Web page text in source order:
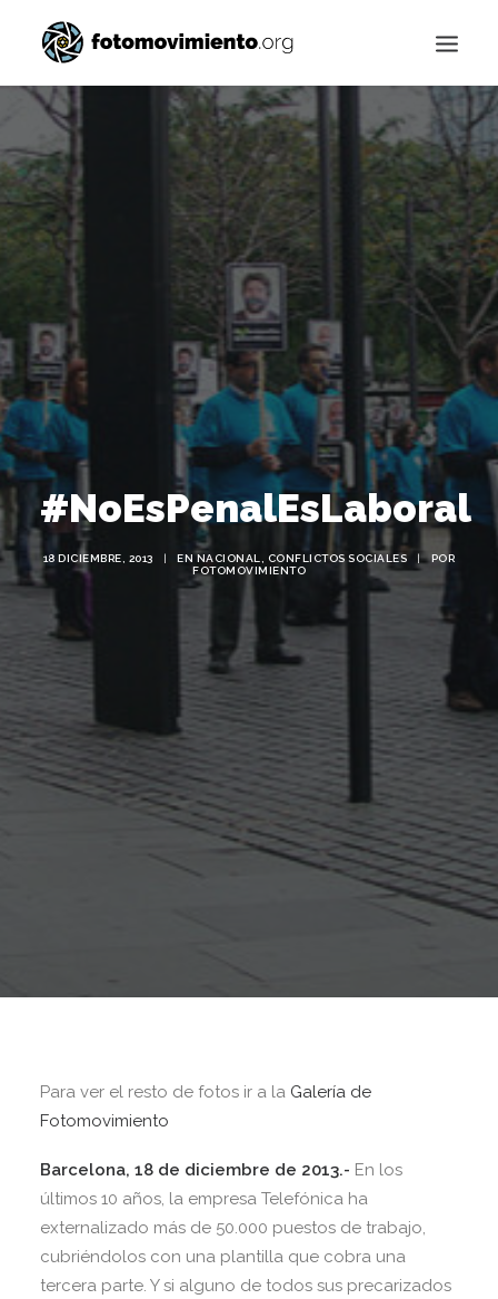
Buscar
#NoEsPenalEsLaboral
18 DICIEMBRE, 2013 | ENNACIONAL CONFLICTOS SOCIALES |
POR
FOTOMOVIMIENTO
Para ver el resto de fotos ir a la Galería de
Fotomovimiento
Barcelona, 18 de diciembre de 2013.- En los
últimos 10 años, la empresa Telefónica ha
externalizado más de 50.000 puestos de trabajo,
cubriéndolos con una plantilla que cobra una
tercera parte. Y si alguno de todos sus precarizados